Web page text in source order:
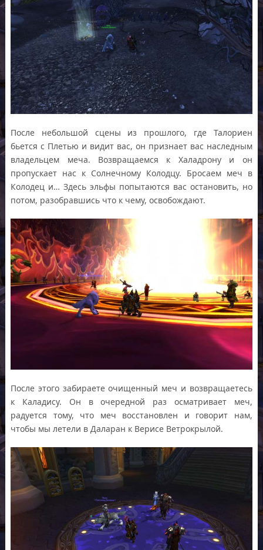
После небольшой сцены из прошлого, где Талориен
бьется с Плетью и видит вас, он признает вас наследным
владельцем меча. Возвращаемся к Халадрону и он
пропускает нас к Солнечному Колодцу. Бросаем меч в
Колодец и… Здесь эльфы попытаются вас остановить, но
потом, разобравшись что к чему, освобождают.
После этого забираете очищенный меч и возвращаетесь
к Каладису. Он в очередной раз осматривает меч,
радуется тому, что меч восстановлен и говорит нам,
чтобы мы летели в Даларан к Верисе Ветрокрылой.